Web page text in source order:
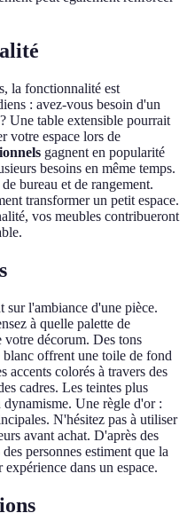
la fonctionnalité est
: avez-vous besoin d'un
Une table extensible pourrait
votre espace lors de
gagnent en popularité
besoins en même temps.
bureau et de rangement.
transformer un petit espace.
vos meubles contribueront
l'ambiance d'une pièce.
à quelle palette de
votre décorum. Des tons
offrent une toile de fond
accents colorés à travers des
cadres. Les teintes plus
Une règle d'or :
N'hésitez pas à utiliser
avant achat. D'après des
personnes estiment que la
dans un espace.